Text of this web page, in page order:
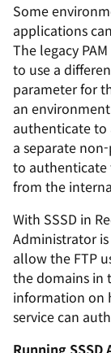
Some
applications
The legacy
to use a
parameter for
an
authenticate to
a separate
to authenticate
from the
With SSSD in
Administrator
allow the FTP
the domains in
information on
service can
Running SSSD